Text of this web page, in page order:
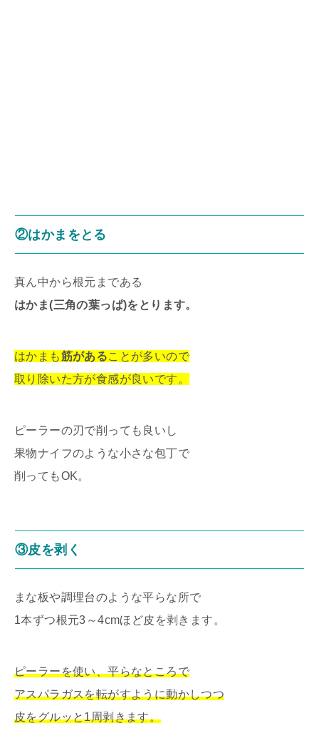
②はかまをとる
真ん中から根元まである
はかま(三角の葉っぱ)をとります。
はかまも筋があることが多いので
取り除いた方が食感が良いです。
ピーラーの刃で削っても良いし
果物ナイフのような小さな包丁で
削ってもOK。
③皮を剥く
まな板や調理台のような平らな所で
1本ずつ根元3～4cmほど皮を剥きます。
ピーラーを使い、平らなところで
アスパラガスを転がすように動かしつつ
皮をグルッと1周剥きます。